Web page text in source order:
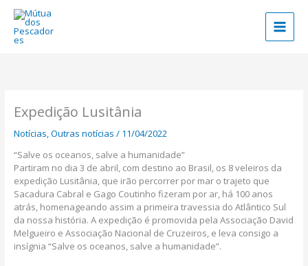
content
Expedição Lusitânia
Notícias ,Outras notícias / 11/04/2022
“Salve os oceanos, salve a humanidade”
Partiram no dia 3 de abril, com destino ao Brasil, os 8 veleiros da
expedição Lusitânia, que irão percorrer por mar o trajeto que
Sacadura Cabral e Gago Coutinho fizeram por ar, há 100 anos
atrás, homenageando assim a primeira travessia do Atlântico Sul
da nossa história. A expedição é promovida pela Associação David
Melgueiro e Associação Nacional de Cruzeiros, e leva consigo a
insígnia “Salve os oceanos, salve a humanidade”.